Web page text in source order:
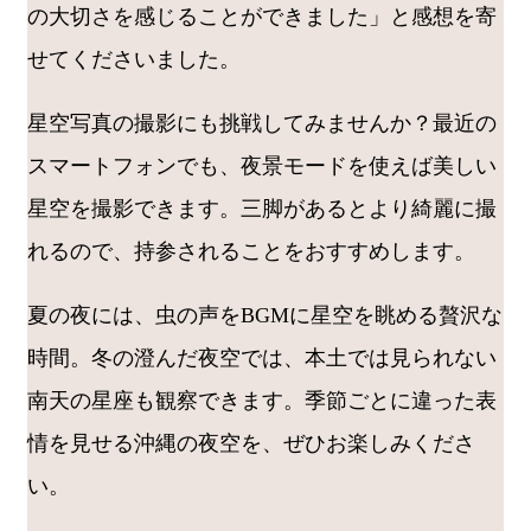
の大切さを感じることができました」と感想を寄
せてくださいました。
星空写真の撮影にも挑戦してみませんか？最近の
スマートフォンでも、夜景モードを使えば美しい
星空を撮影できます。三脚があるとより綺麗に撮
れるので、持参されることをおすすめします。
夏の夜には、虫の声をBGMに星空を眺める贅沢な
時間。冬の澄んだ夜空では、本土では見られない
南天の星座も観察できます。季節ごとに違った表
情を見せる沖縄の夜空を、ぜひお楽しみくださ
い。